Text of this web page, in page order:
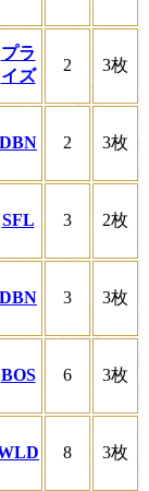
プラ
イズ
2 3枚
DBN 2 3枚
SFL 3 2枚
DBN 3 3枚
BOS 6 3枚
8 3枚